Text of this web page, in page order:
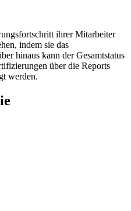
ihrer Mitarbeiter
indem sie das
hinaus kann der Gesamtstatus
über die Reports
werden.